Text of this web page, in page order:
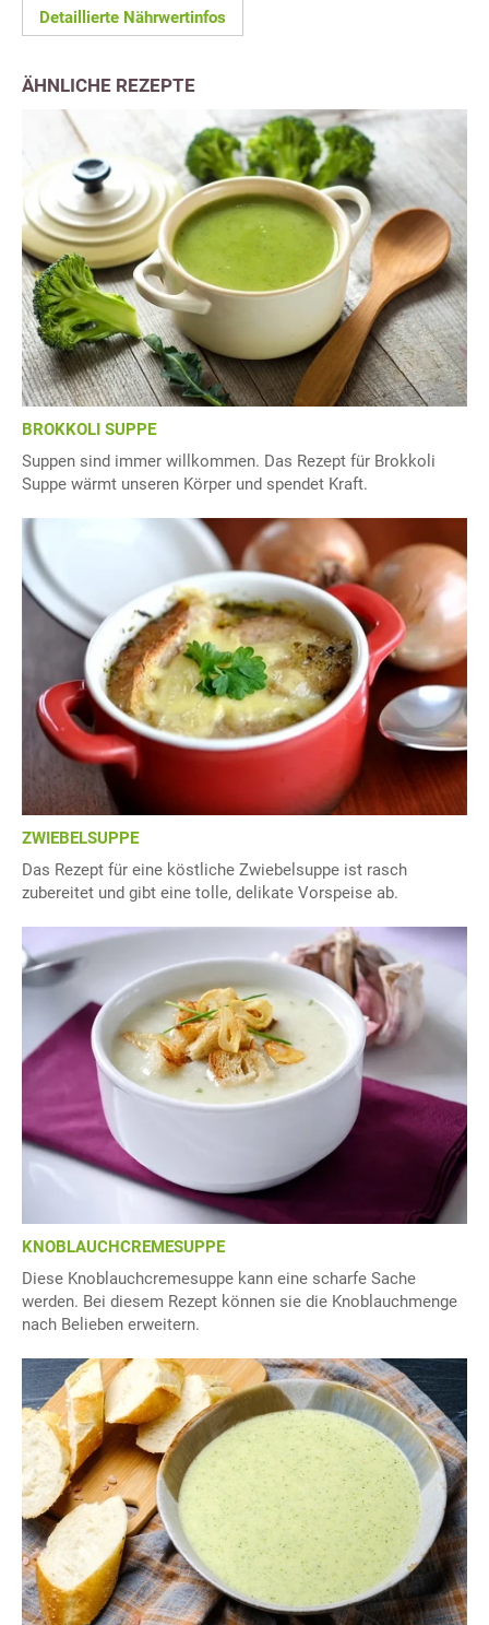
Detaillierte Nährwertinfos
ÄHNLICHE REZEPTE
BROKKOLI SUPPE
Suppen sind immer willkommen. Das Rezept für Brokkoli
Suppe wärmt unseren Körper und spendet Kraft.
ZWIEBELSUPPE
Das Rezept für eine köstliche Zwiebelsuppe ist rasch
zubereitet und gibt eine tolle, delikate Vorspeise ab.
KNOBLAUCHCREMESUPPE
Diese Knoblauchcremesuppe kann eine scharfe Sache
werden. Bei diesem Rezept können sie die Knoblauchmenge
nach Belieben erweitern.